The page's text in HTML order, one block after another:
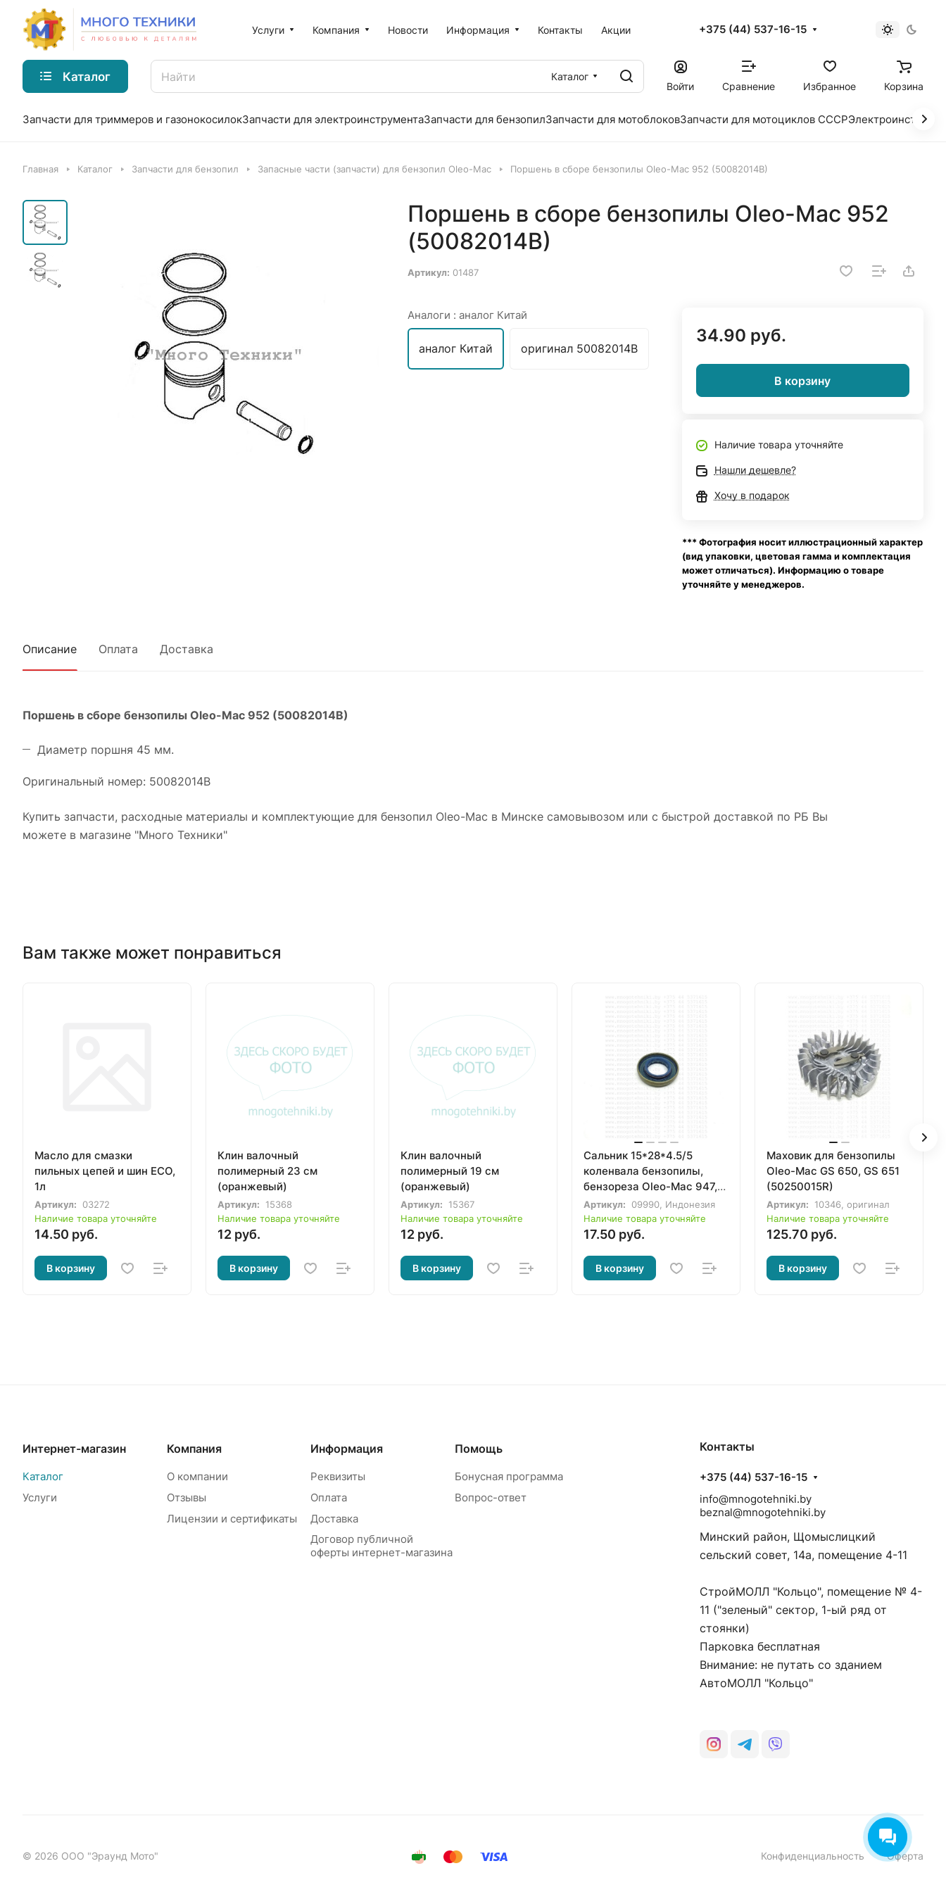
Услуги Компания Новости Информация Контакты Акции +375 (44) 537-16-15
Каталог
Каталог
Войти
Сравнение Избранное Корзина
Запчасти для триммеров и газонокосилокЗапчасти для электроинструментаЗапчасти для бензопилЗапчасти для мотоблоковЗапчасти для мотоциклов СССР
Главная Каталог Запчасти для бензопил Запасные части (запчасти) для бензопил Oleo-Mac Поршень в сборе бензопилы Oleo-Mac 952 (50082014B)
Поршень в сборе бензопилы Oleo-Mac 952
(50082014B)
Артикул: 01487
Аналоги : аналог Китай
аналог Китай оригинал 50082014B
34.90 руб.
В корзину
Наличие товара уточняйте
Нашли дешевле?
Хочу в подарок
*** Фотография носит иллюстрационный характер
(вид упаковки, цветовая гамма и комплектация
может отличаться). Информацию о товаре
уточняйте у менеджеров.
Описание Оплата Доставка
Поршень в сборе бензопилы Oleo-Mac 952 (50082014B)
Диаметр поршня 45 мм.
Оригинальный номер: 50082014B
Купить запчасти, расходные материалы и комплектующие для бензопил Oleo-Mac в Минске самовывозом или с быстрой доставкой по РБ Вы
можете в магазине "Много Техники"
Вам также может понравиться
Масло для смазки
пильных цепей и шин ECO,
1л
Артикул:
03272
Наличие товара уточняйте
14.50 руб.
В корзину
Клин валочный
полимерный 23 см
(оранжевый)
Артикул:
15368
Наличие товара уточняйте
12 руб.
В корзину
Клин валочный
полимерный 19 см
(оранжевый)
Артикул:
15367
Наличие товара уточняйте
12 руб.
В корзину
Сальник 15*28*4.5/5
коленвала бензопилы,
бензореза Oleo-Mac 947,
952, 956, 962, 963 TTA, GS
650, 651 (007201313R)
Артикул:
09990, Индонезия
Наличие товара уточняйте
17.50 руб.
В корзину
Маховик для бензопилы
Oleo-Mac GS 650, GS 651
(50250015R)
Артикул:
10346, оригинал
Наличие товара уточняйте
125.70 руб.
В корзину
Интернет-магазин
Каталог
Услуги
Компания
О компании
Отзывы
Лицензии и сертификаты
Информация
Реквизиты
Оплата
Доставка
Договор публичной
оферты интернет-магазина
Помощь
Бонусная программа
Вопрос-ответ
Контакты
+375 (44) 537-16-15
info@mnogotehniki.by
beznal@mnogotehniki.by
Минский район, Щомыслицкий
сельский совет, 14а, помещение 4-11
СтройМОЛЛ "Кольцо", помещение № 4-
11 ("зеленый" сектор, 1-ый ряд от
стоянки)
Парковка бесплатная
Внимание: не путать со зданием
АвтоМОЛЛ "Кольцо"
© 2026 ООО "Эраунд Мото" Конфиденциальность Оферта